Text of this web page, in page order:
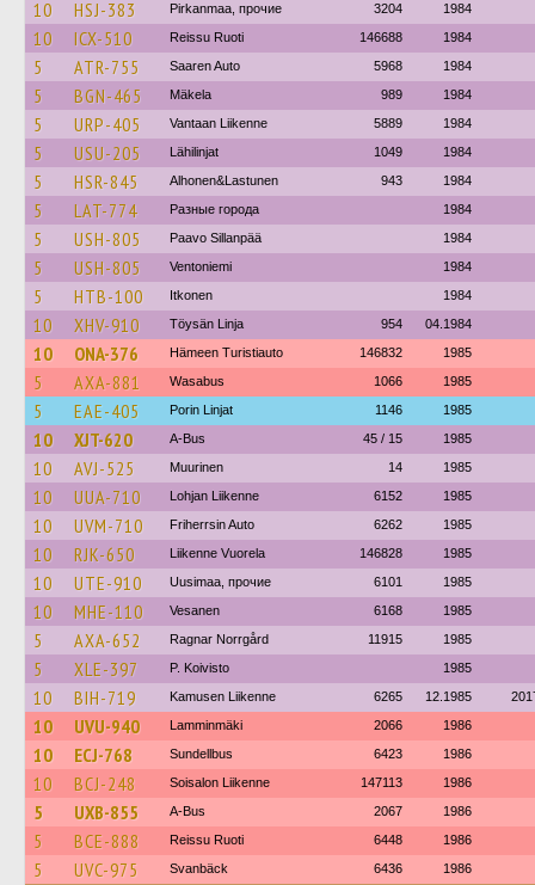
10 HSJ-383 Pirkanmaa, прочие 3204 1984
10 ICX-510 Reissu Ruoti 146688 1984
5 ATR-755 Saaren Auto 5968 1984
5 BGN-465 Mäkela 989 1984
5 URP-405 Vantaan Liikenne 5889 1984
5 USU-205 Lähilinjat 1049 1984
5 HSR-845 Alhonen&Lastunen 943 1984
5 LAT-774 Разные города 1984
5 USH-805 Paavo Sillanpää 1984
5 USH-805 Ventoniemi 1984
5 HTB-100 Itkonen 1984
10 XHV-910 Töysän Linja 954 04.1984
10 ONA-376 Hämeen Turistiauto 146832 1985
5 AXA-881 Wasabus 1066 1985
5 EAE-405 Porin Linjat 1146 1985
10 XJT-620 A-Bus 45 / 15 1985
10 AVJ-525 Muurinen 14 1985
10 UUA-710 Lohjan Liikenne 6152 1985
10 UVM-710 Friherrsin Auto 6262 1985
10 RJK-650 Liikenne Vuorela 146828 1985
10 UTE-910 Uusimaa, прочие 6101 1985
10 MHE-110 Vesanen 6168 1985
5 AXA-652 Ragnar Norrgård 11915 1985
5 XLE-397 P. Koivisto 1985
10 BIH-719 Kamusen Liikenne 6265 12.1985
10 UVU-940 Lamminmäki 2066 1986
10 ECJ-768 Sundellbus 6423 1986
10 BCJ-248 Soisalon Liikenne 147113 1986
5 UXB-855 A-Bus 2067 1986
5 BCE-888 Reissu Ruoti 6448 1986
5 UVC-975 Svanbäck 6436 1986